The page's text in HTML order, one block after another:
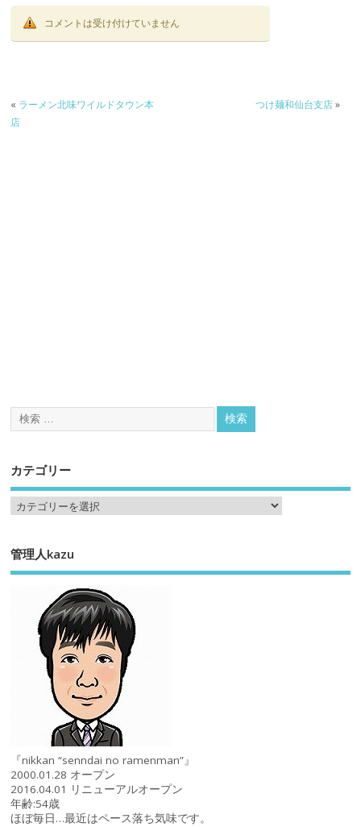
コメントは受け付けていません
« ラーメン北味ワイルドタウン本
店
つけ麺和仙台支店»
カテゴリー
管理人kazu
『nikkan “senndai no ramenman”』
2000.01.28 オープン
2016.04.01 リニューアルオープン
年齢:54歳
ほぼ毎日…最近はペース落ち気味です。